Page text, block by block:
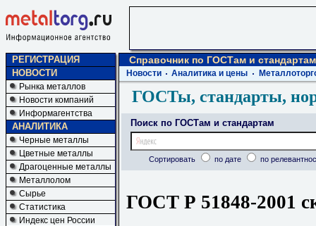
РЕГИСТРАЦИЯ
НОВОСТИ
Рынка металлов
Новости компаний
Информагентства
АНАЛИТИКА
Черные металлы
Цветные металлы
Драгоценные металлы
Металлолом
Сырье
Статистика
Индекс цен России
Справочник по ГОСТам и стандартам
Новости Аналитика и цены
ГОСТы, стандарты,
Поиск по ГОСТам и стандартам
Сортировать по дате по
ГОСТ Р 51848-2001